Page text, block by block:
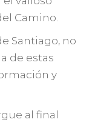
Camino.
Santiago, no
de estas
y
al final